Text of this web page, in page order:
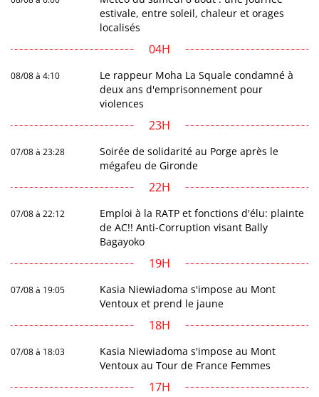
estivale, entre soleil, chaleur et orages
localisés
04H
08/08 à 4:10
Le rappeur Moha La Squale condamné à
deux ans d'emprisonnement pour
violences
23H
07/08 à 23:28
Soirée de solidarité au Porge après le
mégafeu de Gironde
22H
07/08 à 22:12
Emploi à la RATP et fonctions d'élu: plainte
de AC!! Anti-Corruption visant Bally
Bagayoko
19H
07/08 à 19:05
Kasia Niewiadoma s'impose au Mont
Ventoux et prend le jaune
18H
07/08 à 18:03
Kasia Niewiadoma s'impose au Mont
Ventoux au Tour de France Femmes
17H